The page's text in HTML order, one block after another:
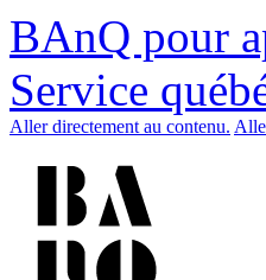
BAnQ pour
Service
Aller directement au contenu.